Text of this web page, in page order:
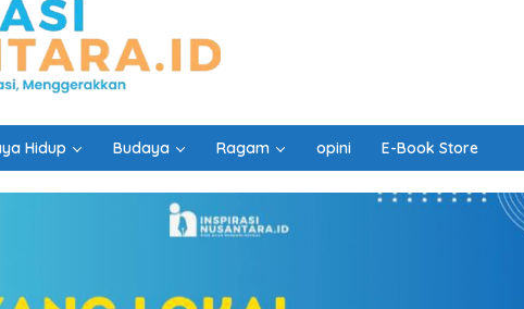
Hidup Budaya Ragam opini E-Book Store